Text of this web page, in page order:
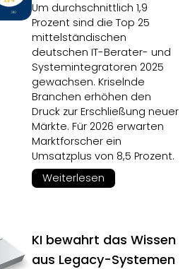
Um durchschnittlich 1,9
Prozent sind die Top 25
mittelständischen
deutschen IT-Berater- und
Systemintegratoren 2025
gewachsen. Kriselnde
Branchen erhöhen den
Druck zur Erschließung neuer
Märkte. Für 2026 erwarten
Marktforscher ein
Umsatzplus von 8,5 Prozent.
Weiterlesen
KI bewahrt das Wissen
aus Legacy-Systemen